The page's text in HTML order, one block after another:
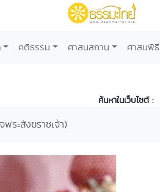
คติธรรม ศาสนสถาน ศาสนพิธี
ค้นหาในเว็บไซต์ :
ระสังฆราชเจ้า)